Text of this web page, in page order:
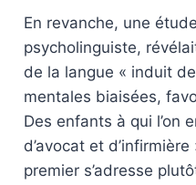
En revanche, une
psycholinguiste,
de la langue « induit
mentales biaisées,
Des enfants à qui l’on
d’avocat et
premier s’adresse